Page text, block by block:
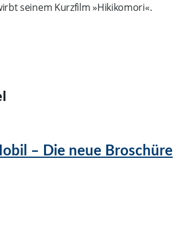
seinem Kurzfilm »Hikikomori«.
– Die neue Broschüre